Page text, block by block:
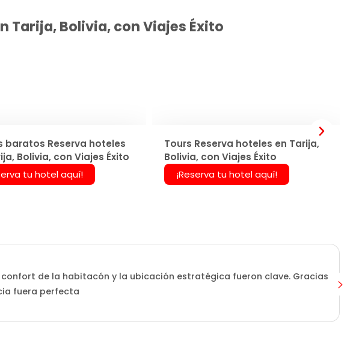
Tarija, Bolivia, con Viajes Éxito
baratos Reserva hoteles
Bolivia, con Viajes Éxito
tu hotel aquí!
Tours Reserva hoteles en Tarija,
Bolivia, con Viajes Éxito
¡Reserva tu hotel aquí!
de la habitacón y la ubicación estratégica fueron clave. Gracias
fuera perfecta